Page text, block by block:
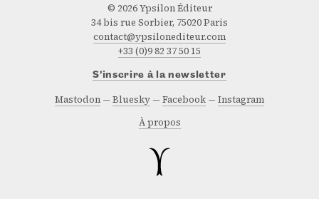
© 2026 Ypsilon Éditeur
34 bis rue Sorbier, 75020 Paris
contact@ypsilonediteur.com
+33 (0)9 82 37 50 15
S’inscrire à la newsletter
Mastodon Bluesky Facebook
Instagram
À propos